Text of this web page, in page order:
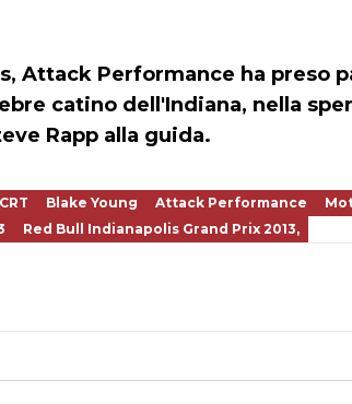
Attack Performance ha preso
catino dell'Indiana, nella
Rapp alla guida.
Blake Young Attack Performance
Red Bull Indianapolis Grand Prix 2013,